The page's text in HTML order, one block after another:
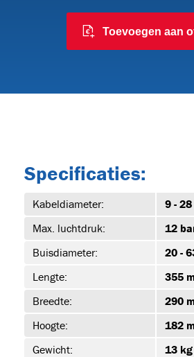
Toevoegen aan
Specificaties:
Kabeldiameter:
9 -
Max. luchtdruk:
12
Buisdiameter:
20 -
Lengte:
355
Breedte:
290
Hoogte:
182
Gewicht:
13 kg